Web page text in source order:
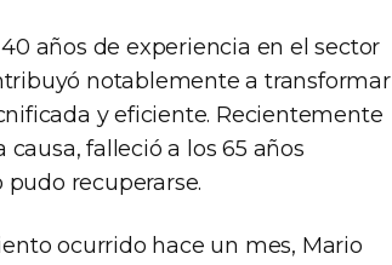
años de experiencia en el sector
notablemente a transformar
y eficiente. Recientemente
falleció a los 65 años
recuperarse.
ocurrido hace un mes, Mario